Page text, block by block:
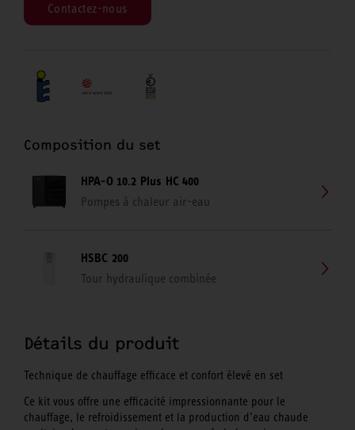
Contactez-nous
Composition du set
HPA-O 10.2 Plus HC 400
Pompes à chaleur air-eau
HSBC 200
Tour hydraulique combinée
Détails du produit
Technique de chauffage efficace et confort élevé en set
Ce kit vous offre une efficacité impressionnante pour le
chauffage, le refroidissement et la production d’eau chaude